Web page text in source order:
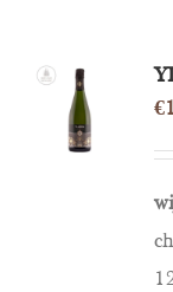
TOEVOEGEN
AAN
WINKELWAGEN
/
€